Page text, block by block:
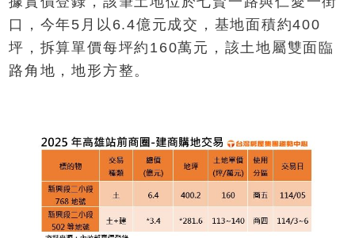
口，今年5月以6.4億元成交，基地面積約400
坪，拆算單價每坪約160萬元，該土地屬雙面臨
路角地，地形方整。